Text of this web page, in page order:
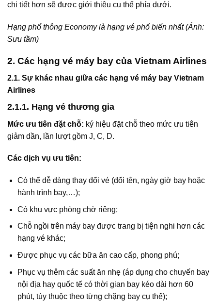
chi tiết hơn sẽ được giới thiệu cụ thể phía dưới.
Hạng phổ thông Economy là hạng vé phổ biến nhất (Ảnh:
Sưu tầm)
2. Các hạng vé máy bay của Vietnam Airlines
2.1. Sự khác nhau giữa các hạng vé máy bay Vietnam
Airlines
2.1.1. Hạng vé thương gia
Mức ưu tiên đặt chỗ: ký hiệu đặt chỗ theo mức ưu tiên
giảm dần, lần lượt gồm J, C, D.
Các dịch vụ ưu tiên:
Có thể dễ dàng thay đổi vé (đổi tên, ngày giờ bay hoặc
hành trình bay,…);
Có khu vực phòng chờ riêng;
Chỗ ngồi trên máy bay được trang bị tiện nghi hơn các
hạng vé khác;
Được phục vụ các bữa ăn cao cấp, phong phú;
Phục vụ thêm các suất ăn nhẹ (áp dụng cho chuyến bay
nội địa hay quốc tế có thời gian bay kéo dài hơn 60
phút, tùy thuộc theo từng chặng bay cụ thể);